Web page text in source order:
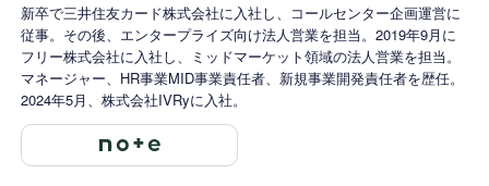
新卒で三井住友カード株式会社に入社し、コールセンター企画運営に
従事。その後、エンタープライズ向け法人営業を担当。2019年9月に
フリー株式会社に入社し、ミッドマーケット領域の法人営業を担当。
マネージャー、HR事業MID事業責任者、新規事業開発責任者を歴任。
2024年5月、株式会社IVRyに入社。